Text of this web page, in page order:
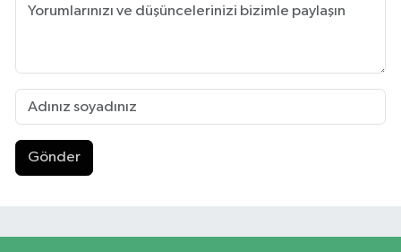
Gönder